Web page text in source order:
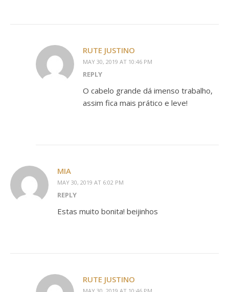
RUTE JUSTINO
MAY 30, 2019 AT 10:46 PM
REPLY
O cabelo grande dá imenso trabalho,
assim fica mais prático e leve!
MIA
MAY 30, 2019 AT 6:02 PM
REPLY
Estas muito bonita! beijinhos
RUTE JUSTINO